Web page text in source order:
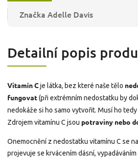
Značka Adelle Davis
Detailní popis
Vitamín Cje látka, bez které naše tělo
fungovat(při extrémním nedostatku by
nedokáže si ho samo vytvořit. Musí ho tedy
Zdrojem vitamínu C jsou potraviny nebo
Onemocnění z nedostatku vitamínu C se
projevuje se krvácením dásní,